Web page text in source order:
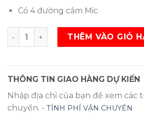
Có 4 đường cắm Mic
Amply JARGUAR SUHYOUNG PA-
THÊM VÀO GIỎ
THÔNG TIN GIAO HÀNG DỰ KIẾN
Nhập địa chỉ của bạn để xem các
chuyển. - TÍNH PHÍ VẬN CHUYỂN